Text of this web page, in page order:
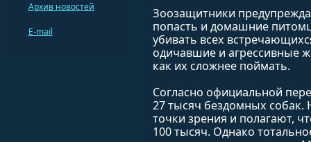
Зоозащитники
попасть и домашние
убивать всех
одичавшие и агрессивные
как их сложнее поймать.
Согласно официальной
27 тысяч бездомных
точки зрения и полагают,
100 тысяч. Однако
Архив новостей
E-mail